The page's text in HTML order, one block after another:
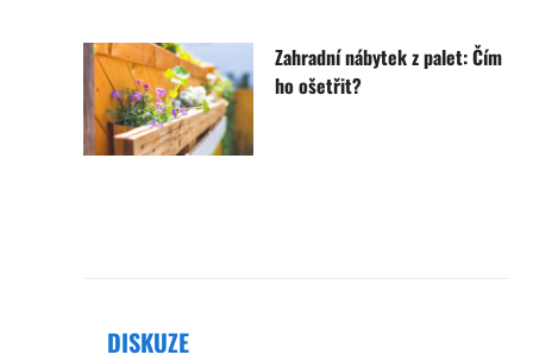
Zahradní nábytek z palet: Čím
ho ošetřit?
DISKUZE